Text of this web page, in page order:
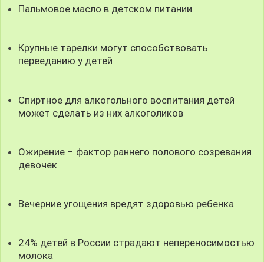
Пальмовое масло в детском питании
Крупные тарелки могут способствовать
перееданию у детей
Спиртное для алкогольного воспитания детей
может сделать из них алкоголиков
Ожирение – фактор раннего полового созревания
девочек
Вечерние угощения вредят здоровью ребенка
24% детей в России страдают непереносимостью
молока